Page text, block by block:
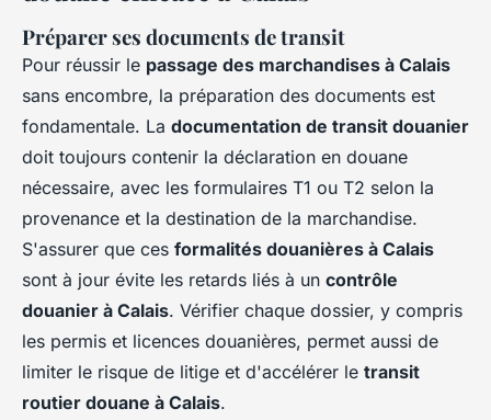
Préparer ses documents de transit
Pour réussir le passage des marchandises à Calais
sans encombre, la préparation des documents est
fondamentale. La documentation de transit douanier
doit toujours contenir la déclaration en douane
nécessaire, avec les formulaires T1 ou T2 selon la
provenance et la destination de la marchandise.
S'assurer que ces formalités douanières à Calais
sont à jour évite les retards liés à un contrôle
douanier à Calais. Vérifier chaque dossier, y compris
les permis et licences douanières, permet aussi de
limiter le risque de litige et d'accélérer le transit
routier douane à Calais.